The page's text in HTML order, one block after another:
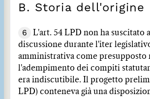
B. Storia dell'origine
6
L'art. 54 LPD non ha suscitato
discussione durante l'iter
amministrativa come presupposto
l'adempimento dei compiti
era indiscutibile. Il progetto
LPD) conteneva già una